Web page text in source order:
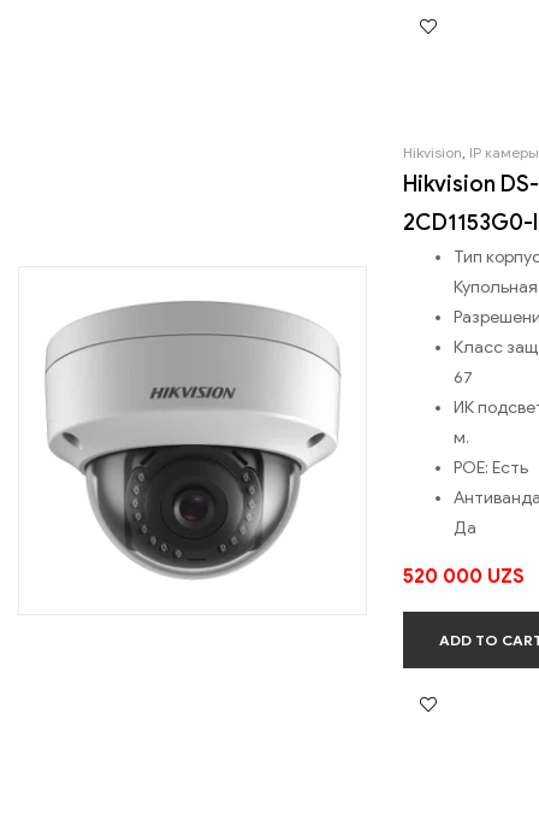
Hikvision IP камеры
Hikvision DS-
2CD1153G0-I
Тип
Купольная
Класс
67
ИК
м.
POE: Есть
Да
520 000 UZS
ADD TO